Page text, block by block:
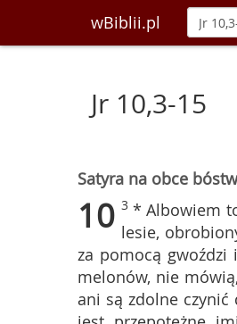
wBiblii.pl
Jr 10,3-15
Satyra na obce
10 3 * Albowiem
lesie,
za pomocą gwoździ
melonów, nie
ani są zdolne czynić